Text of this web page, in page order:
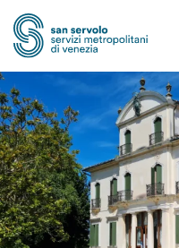
Skip to main content